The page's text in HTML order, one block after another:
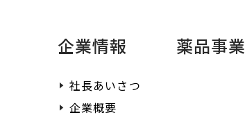
企業情報
社長あいさつ
企業概要
薬品事業